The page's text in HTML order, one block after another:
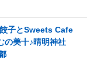
子とSweets Cafe
の美十♪晴明神社